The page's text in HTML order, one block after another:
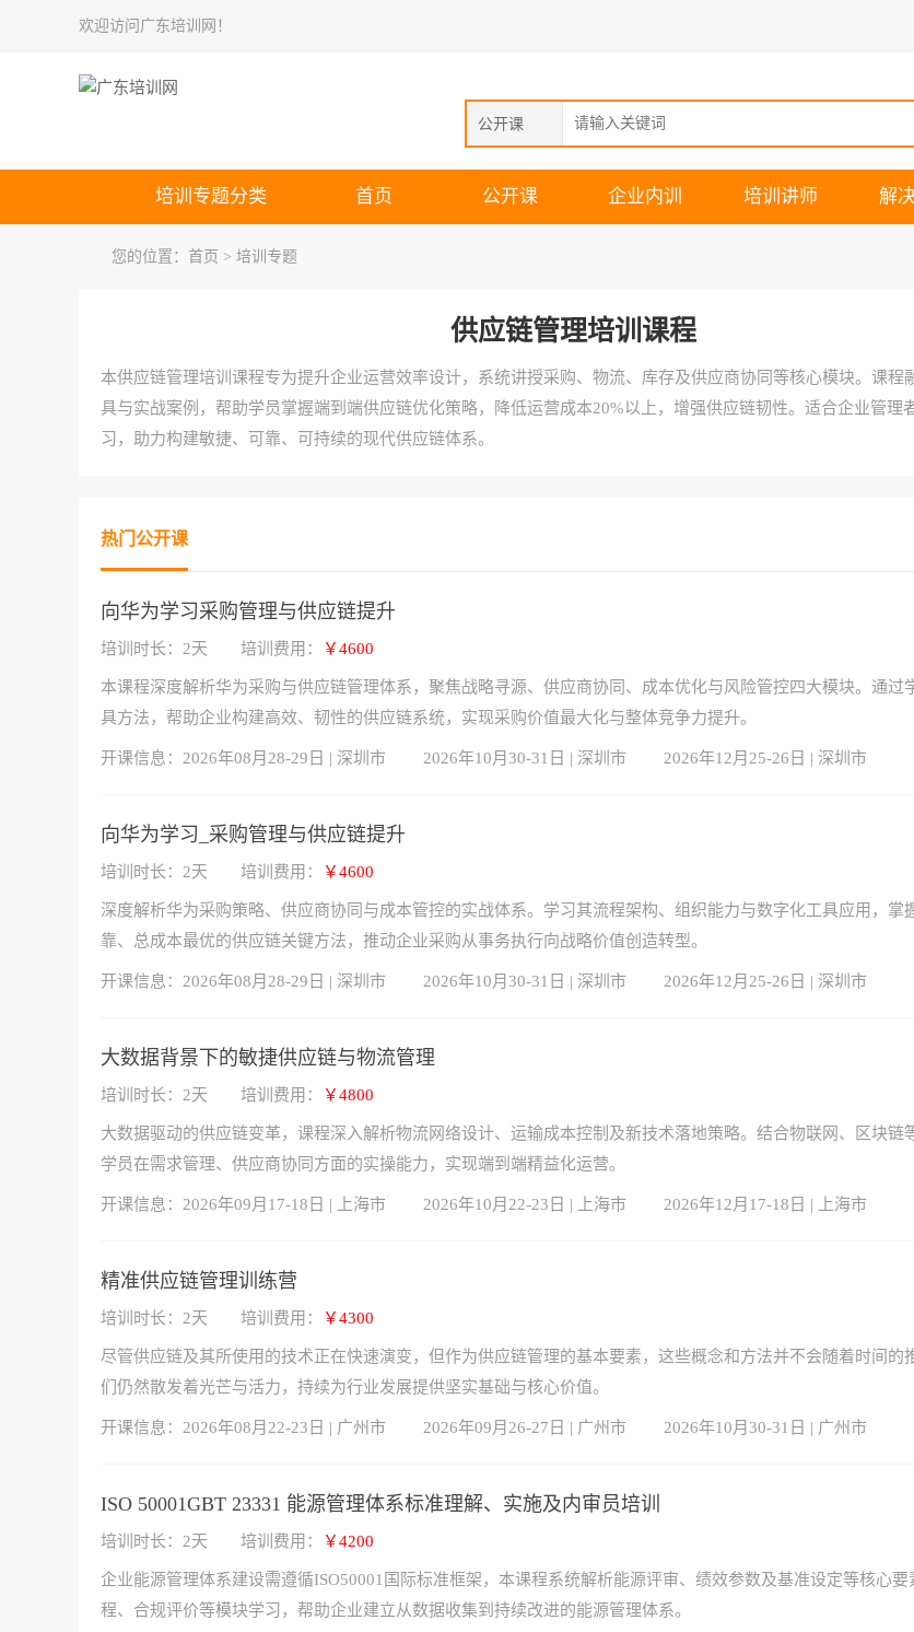
欢迎访问广东培训网！
公开课
培训专题分类 首页 公开课 企业内训 培训讲师 解
您的位置： 首页 > 培训专题
供应链管理培训课程
本供应链管理培训课程专为提升企业运营效率设计，系统讲授采购、物流、库存及供应商协同等核心模块。课程
具与实战案例，帮助学员掌握端到端供应链优化策略，降低运营成本20%以上，增强供应链韧性。适合企业管理
习，助力构建敏捷、可靠、可持续的现代供应链体系。
热门公开课
向华为学习采购管理与供应链提升
培训时长：2天 培训费用： ￥4600
本课程深度解析华为采购与供应链管理体系，聚焦战略寻源、供应商协同、成本优化与风险管控四大模块。通过
具方法，帮助企业构建高效、韧性的供应链系统，实现采购价值最大化与整体竞争力提升。
开课信息： 2026年08月28-29日 | 深圳市 2026年10月30-31日 | 深圳市 2026年12月25-26日 | 深圳市
向华为学习_采购管理与供应链提升
培训时长：2天 培训费用： ￥4600
深度解析华为采购策略、供应商协同与成本管控的实战体系。学习其流程架构、组织能力与数字化工具应用，掌
靠、总成本最优的供应链关键方法，推动企业采购从事务执行向战略价值创造转型。
开课信息： 2026年08月28-29日 | 深圳市 2026年10月30-31日 | 深圳市 2026年12月25-26日 | 深圳市
大数据背景下的敏捷供应链与物流管理
培训时长：2天 培训费用： ￥4800
大数据驱动的供应链变革，课程深入解析物流网络设计、运输成本控制及新技术落地策略。结合物联网、区块链
学员在需求管理、供应商协同方面的实操能力，实现端到端精益化运营。
开课信息： 2026年09月17-18日 | 上海市 2026年10月22-23日 | 上海市 2026年12月17-18日 | 上海市
精准供应链管理训练营
培训时长：2天 培训费用： ￥4300
尽管供应链及其所使用的技术正在快速演变，但作为供应链管理的基本要素，这些概念和方法并不会随着时间的
们仍然散发着光芒与活力，持续为行业发展提供坚实基础与核心价值。
开课信息： 2026年08月22-23日 | 广州市 2026年09月26-27日 | 广州市 2026年10月30-31日 | 广州市
ISO 50001GBT 23331 能源管理体系标准理解、实施及内审员培训
培训时长：2天 培训费用： ￥4200
企业能源管理体系建设需遵循ISO50001国际标准框架，本课程系统解析能源评审、绩效参数及基准设定等核心要
程、合规评价等模块学习，帮助企业建立从数据收集到持续改进的能源管理体系。